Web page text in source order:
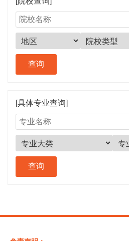
[具体专业查询]